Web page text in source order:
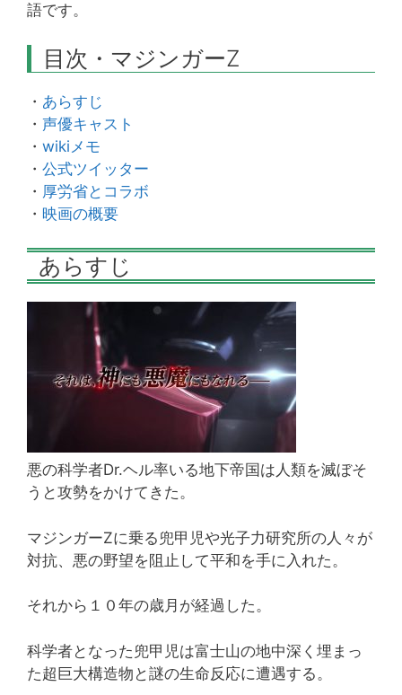
語です。
目次・マジンガーZ
・ あらすじ
・ 声優キャスト
・ wikiメモ
・ 公式ツイッター
・ 厚労省とコラボ
・ 映画の概要
あらすじ
悪の科学者Dr.ヘル率いる地下帝国は人類を滅ぼそ
うと攻勢をかけてきた。
マジンガーZに乗る兜甲児や光子力研究所の人々が
対抗、悪の野望を阻止して平和を手に入れた。
それから１０年の歳月が経過した。
科学者となった兜甲児は富士山の地中深く埋まっ
た超巨大構造物と謎の生命反応に遭遇する。